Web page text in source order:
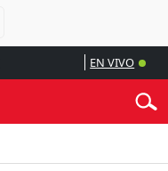
EN VIVO